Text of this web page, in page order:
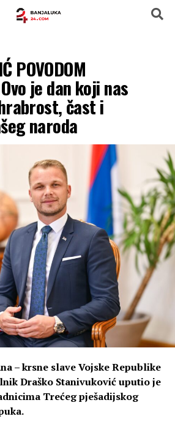
POVODOM
je dan koji nas
čast i
naroda
– krsne slave Vojske Republike
Draško Stanivuković uputio je
Trećeg pješadijskog